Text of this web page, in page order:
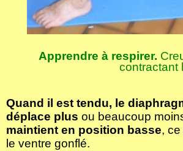
Apprendre à respirer.
contractant
Quand il est tendu, le
déplace plus ou beaucoup
maintient en position basse,
le ventre gonflé.